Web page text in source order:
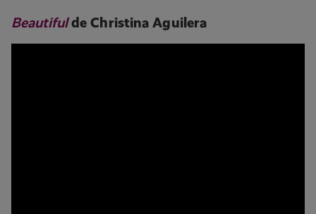
Beautiful de Christina Aguilera